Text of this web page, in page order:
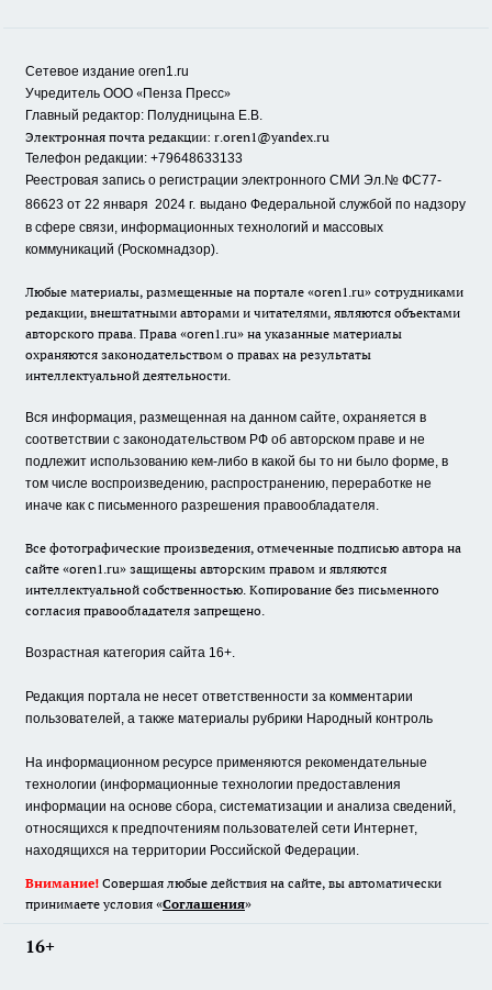
Сетевое издание oren1.ru
Учредитель ООО «Пенза Пресс»
Главный редактор: Полудницына Е.В.
Электронная почта редакции: r.oren1@yandex.ru
Телефон редакции: +79648633133
Реестровая запись о регистрации электронного СМИ Эл.№ ФС77-
86623 от 22 января 2024 г. выдано Федеральной службой по надзору
в сфере связи, информационных технологий и массовых
коммуникаций (Роскомнадзор).
Любые материалы, размещенные на портале «oren1.ru» сотрудниками
редакции, внештатными авторами и читателями, являются объектами
авторского права. Права «oren1.ru» на указанные материалы
охраняются законодательством о правах на результаты
интеллектуальной деятельности.
Вся информация, размещенная на данном сайте, охраняется в
соответствии с законодательством РФ об авторском праве и не
подлежит использованию кем-либо в какой бы то ни было форме, в
том числе воспроизведению, распространению, переработке не
иначе как с письменного разрешения правообладателя.
Все фотографические произведения, отмеченные подписью автора на
сайте «oren1.ru» защищены авторским правом и являются
интеллектуальной собственностью. Копирование без письменного
согласия правообладателя запрещено.
Возрастная категория сайта 16+.
Редакция портала не несет ответственности за комментарии
пользователей, а также материалы рубрики Народный контроль
На информационном ресурсе применяются рекомендательные
технологии (информационные технологии предоставления
информации на основе сбора, систематизации и анализа сведений,
относящихся к предпочтениям пользователей сети Интернет,
находящихся на территории Российской Федерации.
Внимание! Совершая любые действия на сайте, вы автоматически
принимаете условия «Cоглашения»
16+